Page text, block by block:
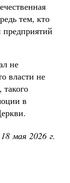
тем, кто
предприятий
не
власти не
в
18 мая 2026 г.